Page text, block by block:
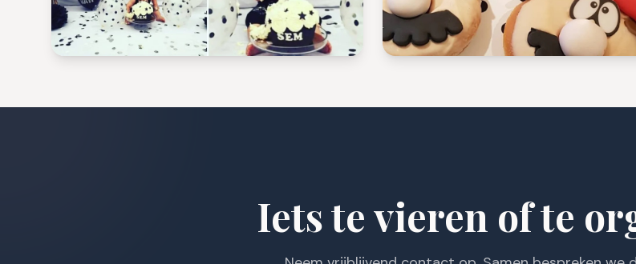
Iets te vieren of te